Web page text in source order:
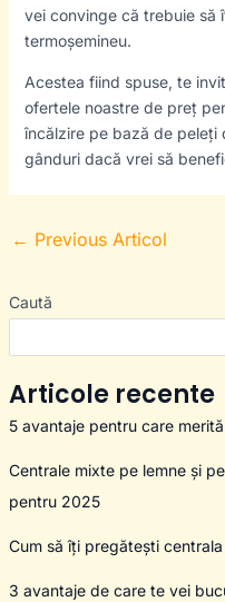
vei convinge că trebuie să
termoșemineu.
Acestea fiind spuse, te
ofertele noastre de preț
încălzire pe bază de peleți
gânduri dacă vrei să
← Previous Articol
Caută
Articole recente
5 avantaje pentru care
Centrale mixte pe lemne și
pentru 2025
Cum să îți pregătești
3 avantaje de care te vei